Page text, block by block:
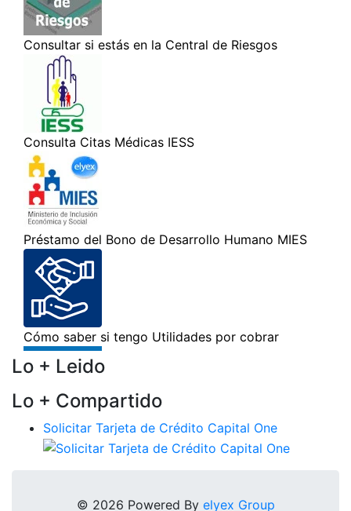
Lo + Leido
Lo + Compartido
Solicitar Tarjeta de Crédito Capital One
© 2026 Powered By elyex Group